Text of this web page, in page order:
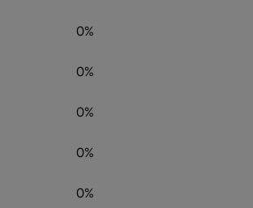
0%
0%
0%
0%
0%